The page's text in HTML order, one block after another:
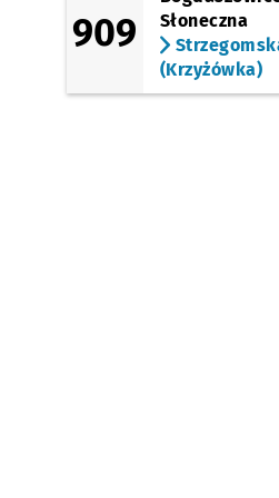
Młodych Techników
Akademia Sztuk
Teatralnych
909
Słoneczna
(Krzyżówka)